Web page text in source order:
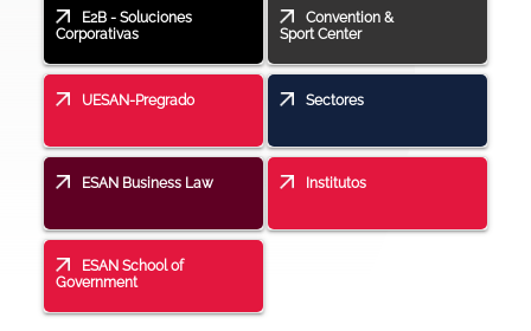
E2B - Soluciones
Corporativas
Convention &
Sport Center
UESAN-Pregrado Sectores
ESAN Business Law Institutos
ESAN School of
Government